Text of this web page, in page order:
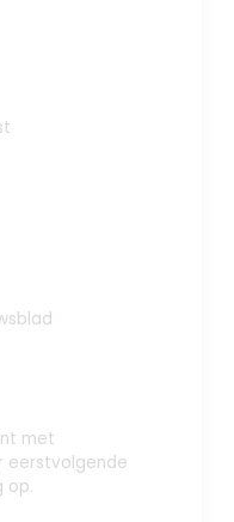
met
eerstvolgende
op.